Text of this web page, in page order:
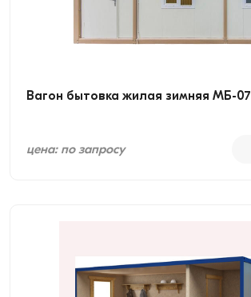
Вагон бытовка жилая зимняя МБ-07
цена: по запросу